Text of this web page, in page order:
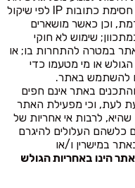
השימוש באתר ו/או בחלקו לרבות חסימת כתובות IP לפי שיקול
וכן כאשר מושארים
שימוש לא חוקי
במטרה להתחרות בו; או
או מי מטעמו כדי
להשתמש באתר.
באתר אינם חפים
לעת, וכי מפעילת האתר
לרבות אי אחריות של
כלשהם העלולים להיגרם
במישרין ו/או
הינו באחריות הגולש